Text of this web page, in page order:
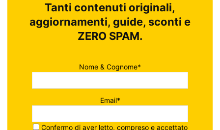
Tanti contenuti originali,
aggiornamenti, guide, sconti e
ZERO SPAM.
Nome & Cognome*
Email*
Confermo di aver letto, compreso e accettato